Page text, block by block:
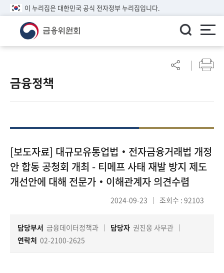
이 누리집은 대한민국 공식 전자정부 누리집입니다.
린
이알
참
여
마
당
금융정책
[보도자료] 대규모유통업법‧전자금융거래법 개정
안 합동 공청회 개최 - 티메프 사태 재발 방지 제도
개선안에 대해 전문가‧이해관계자 의견수렴
2024-09-23 조회수 : 92103
담당부서 금융데이터정책과 담당자 권진웅 사무관
연락처 02-2100-2625